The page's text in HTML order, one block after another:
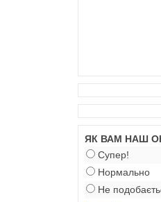
ЯК ВАМ НАШ
Супер!
Нормально
Не